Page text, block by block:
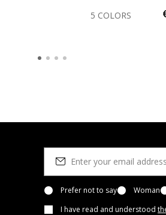
5 COLORS
Prefer not to say
Woman
I have read and understood